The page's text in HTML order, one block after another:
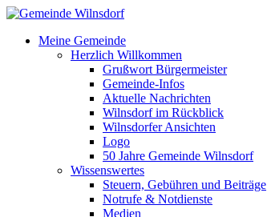
Meine Gemeinde
Herzlich Willkommen
Grußwort Bürgermeister
Gemeinde-Infos
Aktuelle Nachrichten
Wilnsdorf im Rückblick
Wilnsdorfer Ansichten
Logo
50 Jahre Gemeinde Wilnsdorf
Wissenswertes
Steuern, Gebühren und Beiträge
Notrufe & Notdienste
Medien